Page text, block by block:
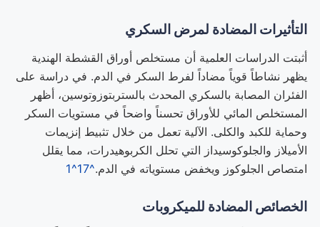
التأثيرات المضادة لمرض السكري
أثبتت الدراسات العلمية أن مستخلص أوراق القشطة الهندية
يظهر نشاطاً قوياً مضاداً لفرط السكر في الدم. في دراسة على
الفئران المصابة بالسكري المحدث بالستربتوزوتوسين، أظهر
المستخلص المائي للأوراق تحسناً واضحاً في مستويات السكر
وحماية للكبد والكلى. الآلية تعمل من خلال تثبيط إنزيمات
الأميلاز والجلوكوسيداز التي تحلل الكربوهيدرات، مما يقلل
امتصاص الجلوكوز ويخفض مستوياته في الدم.^17
^1
الخصائص المضادة للميكروبات